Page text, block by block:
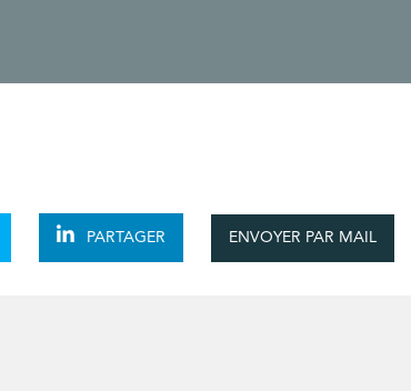
PARTAGER ENVOYER PAR MAIL